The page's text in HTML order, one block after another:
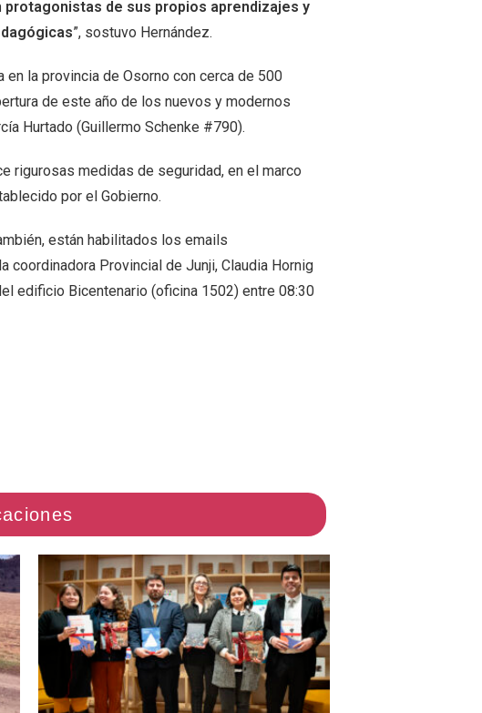
de sus propios aprendizajes y
”, sostuvo Hernández.
la provincia de Osorno con cerca de 500
de este año de los nuevos y modernos
Hurtado (Guillermo Schenke #790).
rigurosas medidas de seguridad, en el marco
por el Gobierno.
están habilitados los emails
coordinadora Provincial de Junji, Claudia Hornig
edificio Bicentenario (oficina 1502) entre 08:30